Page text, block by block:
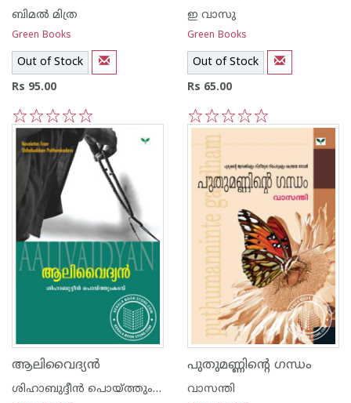
ബിമല്‍ മിത്ര
Green Books
Out of Stock
Rs 95.00
5
4
3
2
1
ഇ വാസു
Green Books
Out of Stock
Rs 65.00
5
4
3
2
1
ആലിവൈദ്യ‌ന്‍
ശിഹാബുദ്ദീന്‍ പൊയ്ത്തുംകടവ്
പുതുമണ്ണിന്റെ ഗന്ധം
വാസന്തി